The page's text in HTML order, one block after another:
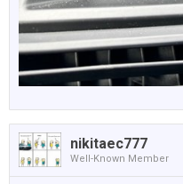
nikitaec777
Well-Known Member